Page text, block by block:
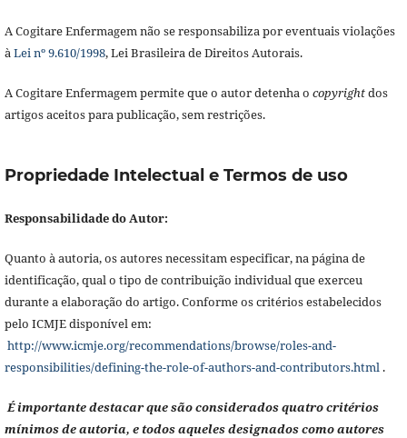
A Cogitare Enfermagem não se responsabiliza por eventuais violações
àLei nº 9.610/1998, Lei Brasileira de Direitos Autorais.
A Cogitare Enfermagem permite que o autor detenha o copyrightdos
artigos aceitos para publicação, sem restrições.
Propriedade Intelectual e Termos de uso
Responsabilidade do Autor:
Quanto à autoria, os autores necessitam especificar, na página de
identificação, qual o tipo de contribuição individual que exerceu
durante a elaboração do artigo. Conforme os critérios estabelecidos
pelo ICMJE disponível em:
http://www.icmje.org/recommendations/browse/roles-and-
responsibilities/defining-the-role-of-authors-and-contributors.html.
É importante destacar que são considerados quatro critérios
mínimos de autoria, e todos aqueles designados como autores